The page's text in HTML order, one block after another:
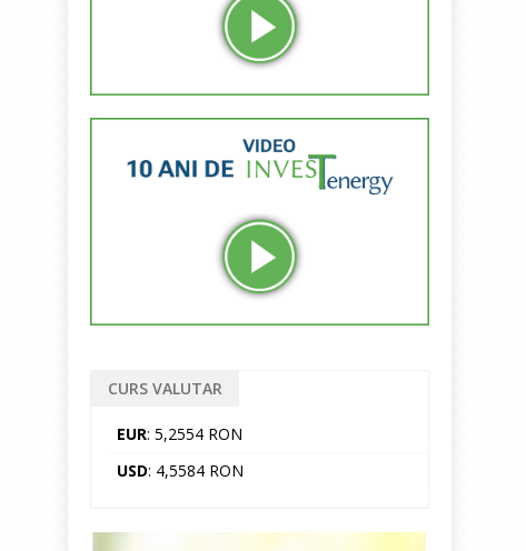
CURS VALUTAR
EUR: 5,2554 RON
USD: 4,5584 RON